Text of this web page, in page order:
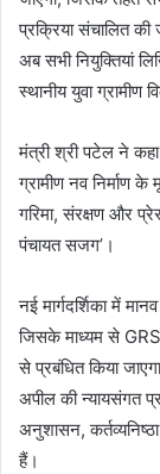
प्रक्रिया संचालित की
अब सभी नियुक्तियां
स्थानीय युवा
मंत्री श्री पटेल ने कहा
ग्रामीण नव निर्माण
गरिमा, संरक्षण और
पंचायत सजग’।
नई मार्गदर्शिका में
जिसके माध्यम से
से प्रबंधित किया
अपील की न्यायसंगत
अनुशासन,
हैं।